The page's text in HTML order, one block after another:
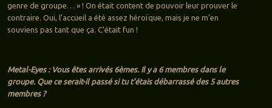
genre de groupe… » ! On était content de pouvoir leur prouver le
contraire. Oui, l’accueil a été assez héroïque, mais je ne m’en
souviens pas tant que ça. C’était fun !
Metal-Eyes : Vous êtes arrivés 6èmes. Il y a 6 membres dans le
groupe. Que ce serait-il passé si tu t’étais débarrassé des 5 autres
membres ?